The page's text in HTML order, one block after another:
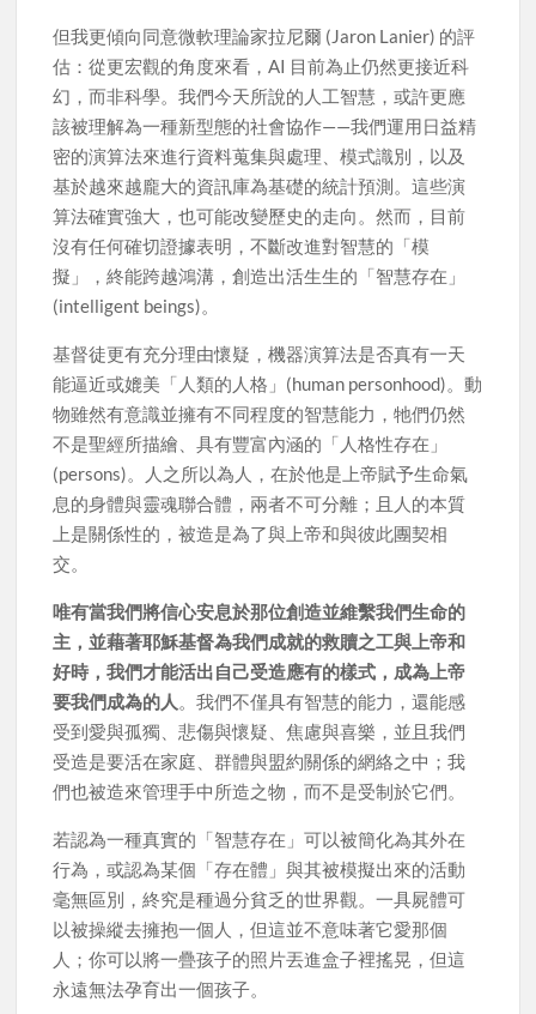
但我更傾向同意微軟理論家拉尼爾 (Jaron Lanier) 的評
估：從更宏觀的角度來看，AI 目前為止仍然更接近科
幻，而非科學。我們今天所說的人工智慧，或許更應
該被理解為一種新型態的社會協作——我們運用日益精
密的演算法來進行資料蒐集與處理、模式識別，以及
基於越來越龐大的資訊庫為基礎的統計預測。這些演
算法確實強大，也可能改變歷史的走向。然而，目前
沒有任何確切證據表明，不斷改進對智慧的「模
擬」，終能跨越鴻溝，創造出活生生的「智慧存在」
(intelligent beings)。
基督徒更有充分理由懷疑，機器演算法是否真有一天
能逼近或媲美「人類的人格」(human personhood)。動
物雖然有意識並擁有不同程度的智慧能力，牠們仍然
不是聖經所描繪、具有豐富內涵的「人格性存在」
(persons)。人之所以為人，在於他是上帝賦予生命氣
息的身體與靈魂聯合體，兩者不可分離；且人的本質
上是關係性的，被造是為了與上帝和與彼此團契相
交。
唯有當我們將信心安息於那位創造並維繫我們生命的
主，並藉著耶穌基督為我們成就的救贖之工與上帝和
好時，我們才能活出自己受造應有的樣式，成為上帝
要我們成為的人 。我們不僅具有智慧的能力，還能感
受到愛與孤獨、悲傷與懷疑、焦慮與喜樂，並且我們
受造是要活在家庭、群體與盟約關係的網絡之中；我
們也被造來管理手中所造之物，而不是受制於它們。
若認為一種真實的「智慧存在」可以被簡化為其外在
行為，或認為某個「存在體」與其被模擬出來的活動
毫無區別，終究是種過分貧乏的世界觀。一具屍體可
以被操縱去擁抱一個人，但這並不意味著它愛那個
人；你可以將一疊孩子的照片丟進盒子裡搖晃，但這
永遠無法孕育出一個孩子。